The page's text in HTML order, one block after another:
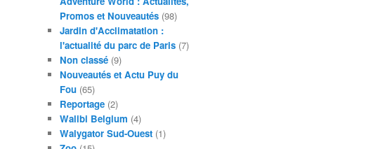
Promos et Nouveautés (98)
Jardin d'Acclimatation :
l'actualité du parc de Paris (7)
Non classé (9)
Nouveautés et Actu Puy du
Fou (65)
Reportage (2)
Walibi Belgium (4)
Walygator Sud-Ouest (1)